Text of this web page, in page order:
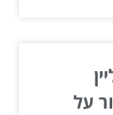
על